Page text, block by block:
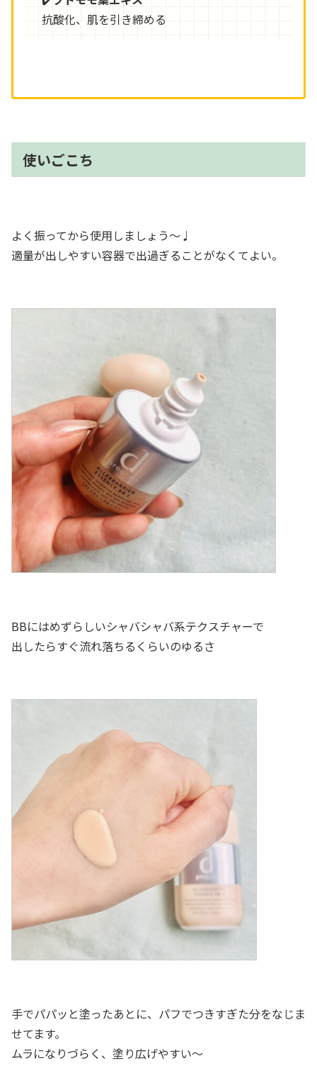
抗酸化、肌を引き締める
使いごこち
よく振ってから使用しましょう〜♩
適量が出しやすい容器で出過ぎることがなくてよい。
BBにはめずらしいシャバシャバ系テクスチャーで
出したらすぐ流れ落ちるくらいのゆるさ
手でパパッと塗ったあとに、パフでつきすぎた分をなじま
せてます。
ムラになりづらく、塗り広げやすい〜